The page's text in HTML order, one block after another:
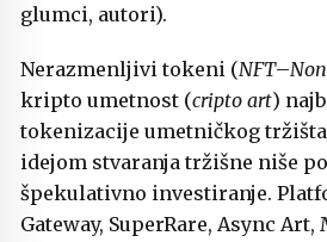
glumci, autori).
Nerazmenljivi tokeni (NFT–
kripto umetnost (cripto art)
tokenizacije umetničkog
idejom stvaranja tržišne niše
špekulativno investiranje.
Gateway, SuperRare, Async Art,